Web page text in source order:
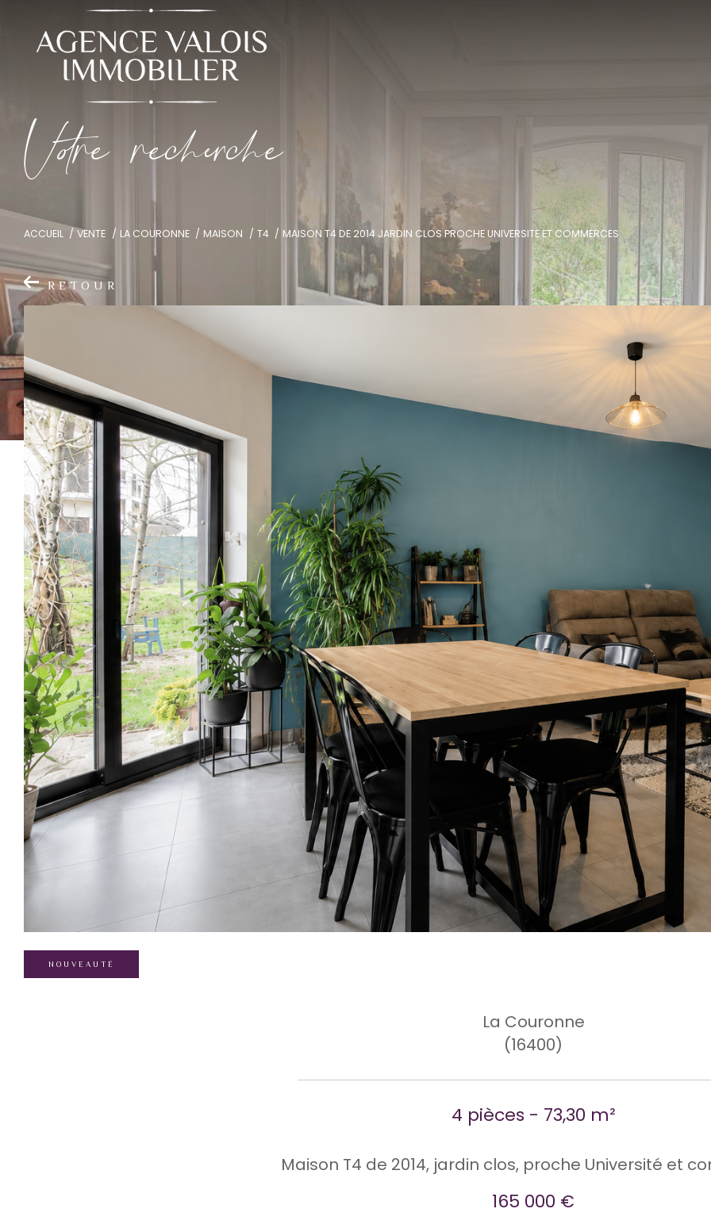
Vore recece
ACCUEIL VENTE LA COURONNE MAISON T4 MAISON T4 DE 2014 JARDIN CLOS PROCHE UNIVERSITE ET COMMERCES
RETOUR
NOUVEAUTÉ
La Couronne
(16400)
4 pièces - 73,30 m²
Maison T4 de 2014, jardin clos, proche Université et
165 000 €